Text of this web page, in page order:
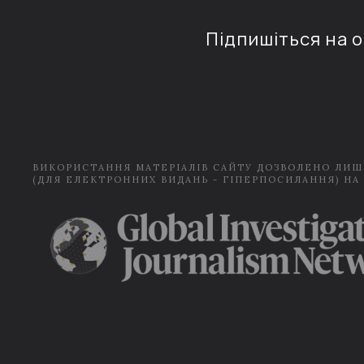
Підпишіться на
ВИКОРИСТАННЯ МАТЕРІАЛІВ САЙТУ ДОЗВОЛЕНО
(ДЛЯ ЕЛЕКТРОННИХ ВИДАНЬ - ГІПЕРПОСИЛАННЯ) НА